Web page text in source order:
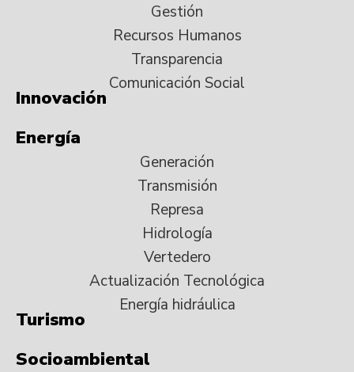
Gestión
Recursos Humanos
Transparencia
Comunicación Social
Innovación
Energía
Generación
Transmisión
Represa
Hidrología
Vertedero
Actualización Tecnológica
Energía hidráulica
Turismo
Socioambiental